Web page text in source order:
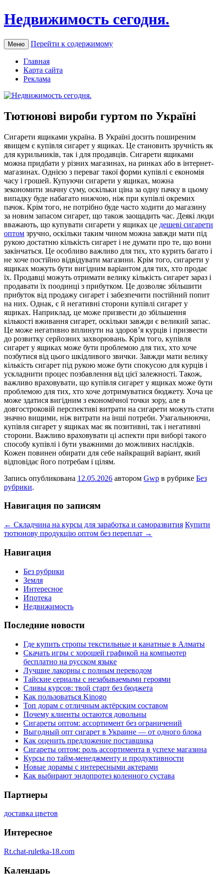
Недвижимость сегодня.
Меню Перейти к содержимому
Главная
Карта сайта
Реклама
Тютюнові вироби гуртом по Україні
Сигaрeти ящикaми укрaїнa. В Україні досить поширеним
явищем є купівля сигарет у ящиках. Це становить зручність як
для курильників, так і для продавців. Сигарети ящиками
можна придбати у різних магазинах, на ринках або в інтернет-
магазинах. Однією з переваг такої форми купівлі є економія
часу і грошей. Купуючи сигарети у ящиках, можна
зекономити значну суму, оскільки ціна за одну пачку в цьому
випадку буде набагато нижчою, ніж при купівлі окремих
пачок. Крім того, не потрібно буде часто ходити до магазину
за новим запасом сигарет, що також заощадить час. Деякі люди
вважають, що купувати сигарети у ящиках це дешеві сигарети
оптом зручно, оскільки таким чином можна завжди мати під
рукою достатню кількість сигарет і не думати про те, що вони
закінчаться. Це особливо важливо для тих, хто курить багато і
не хоче постійно відвідувати магазини. Крім того, сигарети у
ящиках можуть бути вигідним варіантом для тих, хто продає
їх. Продавці можуть отримати велику кількість сигарет зараз і
продавати їх поодинці з прибутком. Це дозволяє збільшити
прибуток від продажу сигарет і забезпечити постійний попит
на них. Однак, є й негативні сторони купівлі сигарет у
ящиках. Наприклад, це може призвести до збільшення
кількості вживання сигарет, оскільки завжди є великий запас.
Це може негативно вплинути на здоров’я курців і призвести
до розвитку серйозних захворювань. Крім того, купівля
сигарет у ящиках може бути проблемою для тих, хто хоче
позбутися від цього шкідливого звички. Завжди мати велику
кількість сигарет під рукою може бути спокусою для курців і
ускладнити процес позбавлення від цієї залежності. Також,
важливо враховувати, що купівля сигарет у ящиках може бути
проблемою для тих, хто хоче дотримуватися бюджету. Хоча це
може здатися вигідним з економічної точки зору, але в
довгостроковій перспективі витрати на сигарети можуть стати
значно вищими, ніж витрати на інші потреби. Узагальнюючи,
купівля сигарет у ящиках має як позитивні, так і негативні
сторони. Важливо враховувати ці аспекти при виборі такого
способу купівлі і бути уважними до можливих наслідків.
Кожен повинен обирати для себе найкращий варіант, який
відповідає його потребам і цілям.
Запись опубликована 12.05.2026 автором Gwp в рубрике Без
рубрики.
Навигация по записям
← Складчина на курсы для заработка и саморазвития Купити
тютюнову продукцію оптом без переплат →
Навигация
Без рубрики
Земля
Интересное
Ипотека
Недвижимость
Последние новости
Где купить стропы текстильные и канатные в Алматы
Скачать игры с хорошей графикой на компьютер
бесплатно на русском языке
Лучшие лакорны с полным переводом
Тайские сериалы с незабываемыми героями
Сливы курсов: твой старт без бюджета
Как пользоваться Kinogo
Топ дорам с отличным актёрским составом
Почему клиенты остаются довольны
Сигареты оптом: ассортимент без ограничений
Выгодный опт сигарет в Украине — от одного блока
Как оценить предложение поставщика
Сигареты оптом: роль ассортимента в успехе магазина
Курсы по тайм-менеджменту и продуктивности
Новые дорамы с интересными актерами
Как выбирают эндопротез коленного сустава
Партнеры
доставка цветов
Интересное
Rt.chat-ruletka-18.com
Календарь